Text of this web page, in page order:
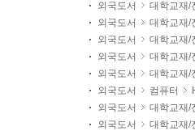
외국도서 대학교재/
외국도서
대학교재/
외국도서
대학교재/
외국도서
대학교재/
외국도서
대학교재/
외국도서
컴퓨터
외국도서
대학교재/
외국도서
대학교재/